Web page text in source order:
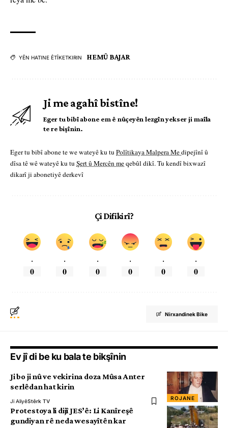
YÊN HATINE ÊTÎKETKIRIN HEMÛ BAJAR
Ji me agahî bistîne!
Eger tu bibî abone em ê nûçeyên lezgîn yekser ji maîla
te re bişînin.
Eger tu bibî abone te we wateyê ku tu Polîtikaya Malpera Medipejînî û
dîsa tê wê wateyê ku tu Şert û Mercên meqebûl dikî. Tu kendî bixwazî
dikarî ji abonetiyê derkevî
Çi Difikirî?
.
0
.
0
.
0
.
0
.
0
.
0
Nirxandinek Bike
Ev jî di be ku bala te bikşînin
ROJANE
Ji bo ji nû ve vekirina doza Mûsa Anter
serlêdan hat kirin
Ji AliyêStêrk TV
Protestoya li dijî JES’ê: Li Kanîreşê
gundiyan rê neda wesayîtên kar